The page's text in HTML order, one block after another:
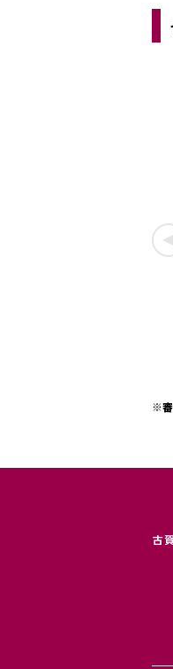
※審
古